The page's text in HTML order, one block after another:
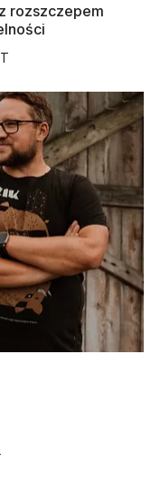
rozszczepem